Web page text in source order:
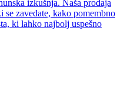
izkušnja. Naša prodaja
se zavedate, kako pomembno
ki lahko najbolj uspešno